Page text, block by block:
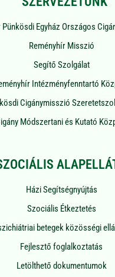
Pünkösdi Egyház Országos
Reményhír Misszió
Segítő Szolgálat
Intézményfenntartó
Cigánymisszió
Módszertani és Kutató
Házi Segítségnyújtás
Szociális Étkeztetés
betegek közösségi
Fejlesztő foglalkoztatás
Letölthető dokumentumok